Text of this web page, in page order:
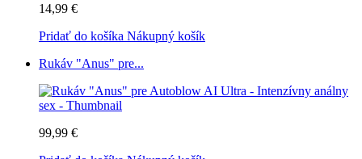
14,99 €
Pridať do košíka Nákupný košík
Rukáv "Anus" pre...
99,99 €